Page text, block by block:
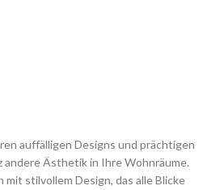
auffälligen Designs und prächtigen
Ästhetik in Ihre Wohnräume.
mit stilvollem Design, das alle Blicke